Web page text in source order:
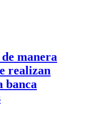
manera
realizan
banca